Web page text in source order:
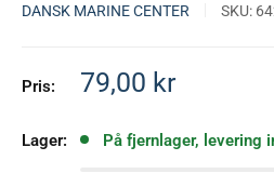
DANSK MARINE CENTER SKU:
Pris: Salgspris
79,00 kr
Lager: På fjernlager, levering